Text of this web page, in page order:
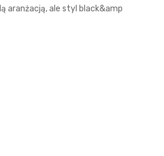
aranżacją, ale styl black&amp